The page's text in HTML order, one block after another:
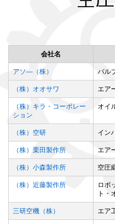
会社名
アソ―（株） バル
（株）オオサワ エア
（株）キラ・コーポレー
ション
オイ
（株）空研 イン
（株）栗田製作所 エア
（株）小森製作所 空圧
（株）近藤製作所
ロボ
ト・
三研空機（株） エア